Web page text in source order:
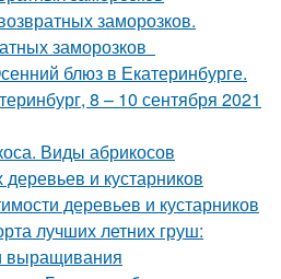
заморозков.
заморозков
блюз в Екатеринбурге.
8 – 10 сентября 2021
Виды абрикосов
и кустарников
деревьев и кустарников
лучших летних груш:
выращивания